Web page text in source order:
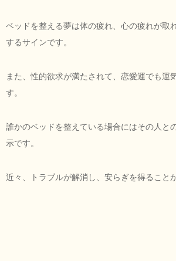
ベッドを整える夢は体の疲れ、心の疲れが取
するサインです。
また、性的欲求が満たされて、恋愛運でも運
す。
誰かのベッドを整えている場合にはその人と
示です。
近々、トラブルが解消し、安らぎを得ること